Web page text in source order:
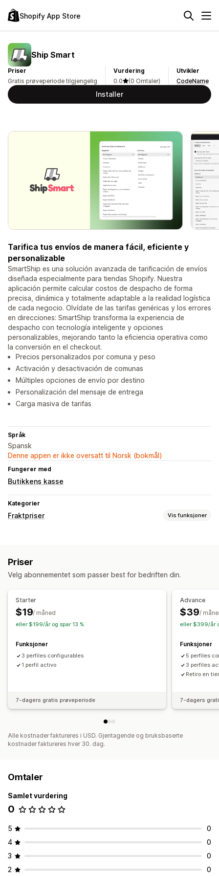
Shopify App Store
Ship Smart
Priser
Gratis prøveperiode tilgjengelig
Vurdering
0.0
(0 Omtaler)
Utvikler
CodeName
Installer
Tarifica tus envíos de manera fácil, eficiente y
personalizable
SmartShip es una solución avanzada de tarificación de envíos
diseñada especialmente para tiendas Shopify. Nuestra
aplicación permite calcular costos de despacho de forma
precisa, dinámica y totalmente adaptable a la realidad logística
de cada negocio. Olvídate de las tarifas genéricas y los errores
en direcciones: SmartShip transforma la experiencia de
despacho con tecnología inteligente y opciones
personalizables, mejorando tanto la eficiencia operativa como
la conversión en el checkout.
Precios personalizados por comuna y peso
Activación y desactivación de comunas
Múltiples opciones de envío por destino
Personalización del mensaje de entrega
Carga masiva de tarifas
Språk
Spansk
Denne appen er ikke oversatt til Norsk (bokmål)
Fungerer med
Butikkens kasse
Kategorier
Fraktpriser Vis funksjoner
Produktbasert
Alternativer for navneendring
Priser
Velg abonnementet som passer best for bedriften din.
Starter
$19/ måned
eller $199/år og spar 13 %
Funksjoner
3 perfiles configurables
1 perfil activo
7-dagers gratis prøveperiode
Advance
$39/
eller $399/år
Funksjoner
5 perfiles
3 perfiles
Retiro en
7-dagers
Alle kostnader faktureres i USD. Gjentagende og bruksbaserte
kostnader faktureres hver 30. dag.
Omtaler
Samlet vurdering
0
5
0
4
0
3
0
2
0